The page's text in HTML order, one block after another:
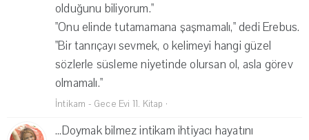
olduğunu biliyorum."
"Onu elinde tutamamana şaşmamalı," dedi Erebus.
"Bir tanrıçayı sevmek, o kelimeyi hangi güzel
sözlerle süsleme niyetinde olursan ol, asla görev
olmamalı."
İntikam - Gece Evi 11. Kitap ·
...Doymak bilmez intikam ihtiyacı hayatını